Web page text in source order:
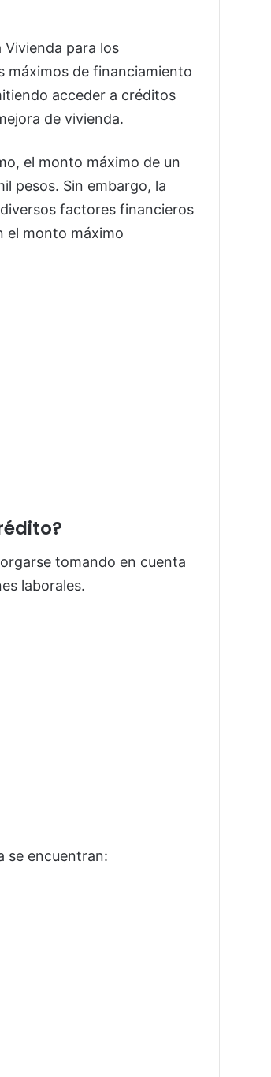
para los
máximos de financiamiento
acceder a créditos
de vivienda.
el monto máximo de un
pesos. Sin embargo, la
factores financieros
el monto máximo
tomando en cuenta
laborales.
se encuentran: